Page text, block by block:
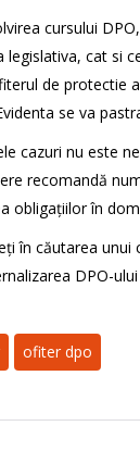
cursului DPO,
legislativa, cat si
de protectie
se va
cazuri nu este
recomandă
obligațiilor în
în căutarea unui
DPO-ului
ofiter dpo